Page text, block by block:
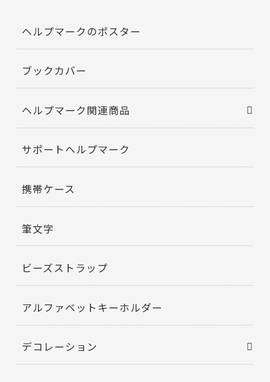
ヘルプマークのポスター
ブックカバー
ヘルプマーク関連商品
サポートヘルプマーク
携帯ケース
筆文字
ビーズストラップ
アルファベットキーホルダー
デコレーション